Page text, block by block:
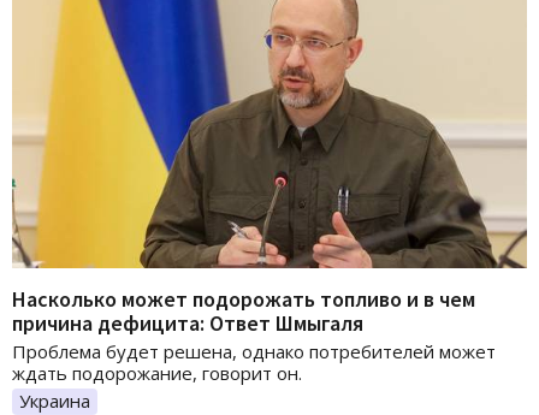
Насколько может подорожать топливо и в чем
причина дефицита: Ответ Шмыгаля
Проблема будет решена, однако потребителей может
ждать подорожание, говорит он.
Украина